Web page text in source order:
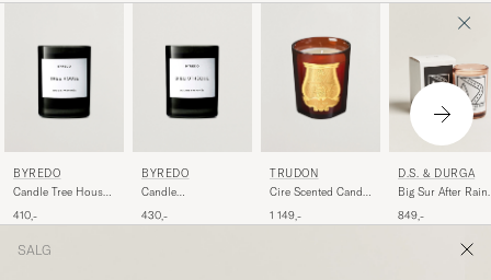
BYREDO
Candle Tree House
410,-
BYREDO
Candle
430,-
TRUDON
Cire Scented Candle
1 149,-
D.S. & DURGA
Big Sur After Rain
200g
849,-
SALG